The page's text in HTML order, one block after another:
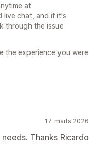
at
live chat, and if it's
through the issue
the experience you were
17. marts 2026
Thanks Ricardo